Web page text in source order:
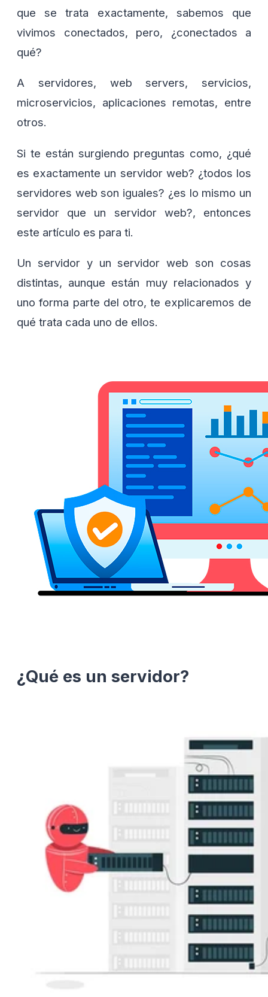
que se trata exactamente, sabemos que
vivimos conectados, pero, ¿conectados a
qué?
A servidores, web servers, servicios,
microservicios, aplicaciones remotas, entre
otros.
Si te están surgiendo preguntas como, ¿qué
es exactamente un servidor web? ¿todos los
servidores web son iguales? ¿es lo mismo un
servidor que un servidor web?, entonces
este artículo es para ti.
Un servidor y un servidor web son cosas
distintas, aunque están muy relacionados y
uno forma parte del otro, te explicaremos de
qué trata cada uno de ellos.
¿Qué es un servidor?